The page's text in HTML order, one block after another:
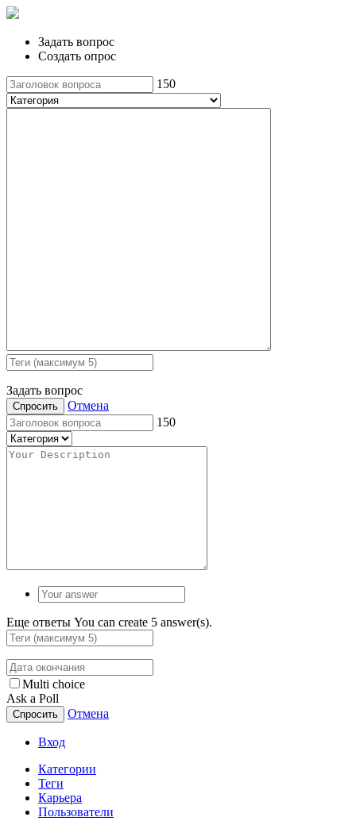
Задать вопрос
Создать опрос
150
Задать вопрос
Спросить
Отмена
150
Еще ответы You can create 5 answer(s).
Multi choice
Ask a Poll
Спросить Отмена
Вход
Категории
Теги
Карьера
Пользователи